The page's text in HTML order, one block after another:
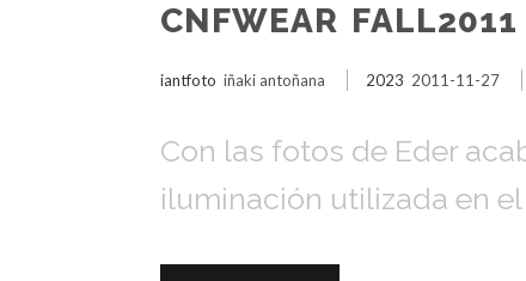
CNFWEAR
iantfoto iñaki antoñana 2023 2011-11-27
Con las fotos de Eder
iluminación utilizada en el